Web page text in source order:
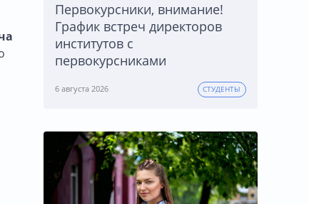
Первокурсники, внимание!
График встреч директоров
институтов с
первокурсниками
6 августа 2026 СТУДЕНТЫ